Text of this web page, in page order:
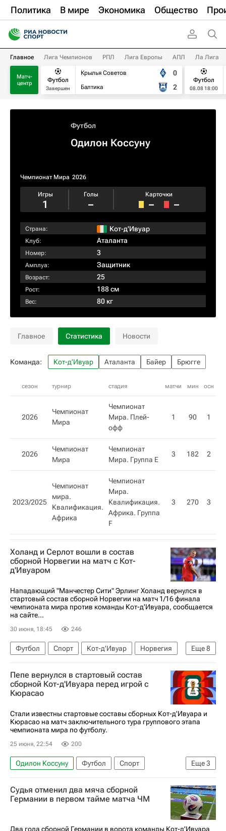
Политика В мире Экономика Общество
Главное Лига Чемпионов РПЛ Лига Европы АПЛ Ла Лига
Матч-
центр
Футбол
Завершен
Крылья Советов
Балтика
0
2
Футбол
08.08 18:00
Футбол
Одилон Коссуну
Чемпионат Мира 2026
Игры
1
Голы
–
Карточки
– –
Страна: Кот-д'Ивуар
Клуб: Аталанта
Номер: 3
Амплуа: Защитник
Возраст: 25
Рост: 188 см
Вес: 80 кг
Главное Статистика Новости
Команда: Кот-д’Ивуар Аталанта Байер Брюгге
сезон турнир стадия матчи мин осн
2026
Чемпионат
Мира
Чемпионат
Мира. Плей-
офф
1 90 1
2026
Чемпионат
Мира
Чемпионат
Мира. Группа Е
3 182 2
2023/2025
Чемпионат
мира.
Квалификация.
Африка
Чемпионат
Мира.
Квалификация.
Африка. Группа
F
3 270 3
Холанд и Серлот вошли в состав
сборной Норвегии на матч с Кот-
д'Ивуаром
Нападающий "Манчестер Сити" Эрлинг Холанд вернулся в
стартовый состав сборной Норвегии на матч 1/16 финала
чемпионата мира против команды Кот-д'Ивуара, сообщается
на сайте...
30 июня, 18:45 246
Еще8
Футбол Спорт Кот-д'Ивуар
Норвегия
Даллас
Международная федерация футбола (ФИФА)
ЧМ по футболу 2026
Кристофер Айер
Давид Мёллер Вольф
Манчестер Сити
Ян (Регенсбург)
Пепе вернулся в стартовый состав
сборной Кот-д'Ивуара перед игрой с
Кюрасао
Стали известны стартовые составы сборных Кот-д'Ивуара и
Кюрасао на матч заключительного тура группового этапа
чемпионата мира по футболу.
25 июня, 22:54 200
Еще3
Одилон Коссуну Футбол
Спорт
ЧМ по футболу 2026
Яхья Фофана
Кристофер Опери
Судья отменил два мяча сборной
Германии в первом тайме матча ЧМ
Два гола сборной Германии в ворота команды Кот-д'Ивуара